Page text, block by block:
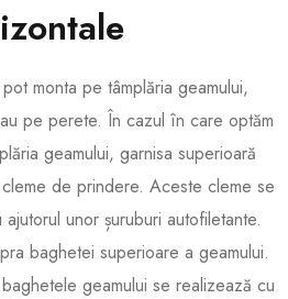
monta pe tâmplăria geamului,
pe perete. În cazul în care optăm
geamului, garnisa superioară
de prindere. Aceste cleme se
unor șuruburi autofiletante.
baghetei superioare a geamului.
geamului se realizează cu